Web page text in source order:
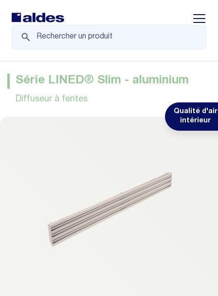
Qualité d'air
intérieur
Série LINED® Slim - aluminium
Diffuseur à fentes